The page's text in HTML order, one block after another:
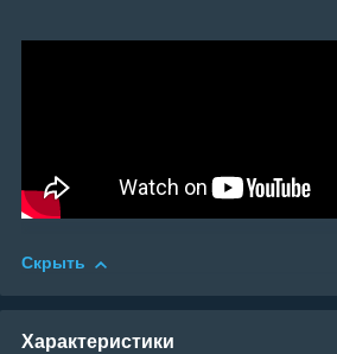
Скрыть
Характеристики